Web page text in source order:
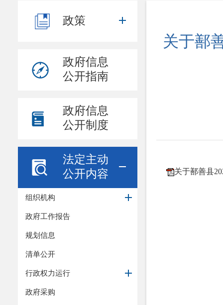
政策
政府信息
公开指南
政府信息
公开制度
法定主动
公开内容
组织机构
政府工作报告
规划信息
清单公开
行政权力运行
政府采购
关于鄯
关于鄯善县